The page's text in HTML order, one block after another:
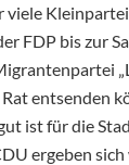
viele
FDP bis zur
entsenden
ist für die
ergeben